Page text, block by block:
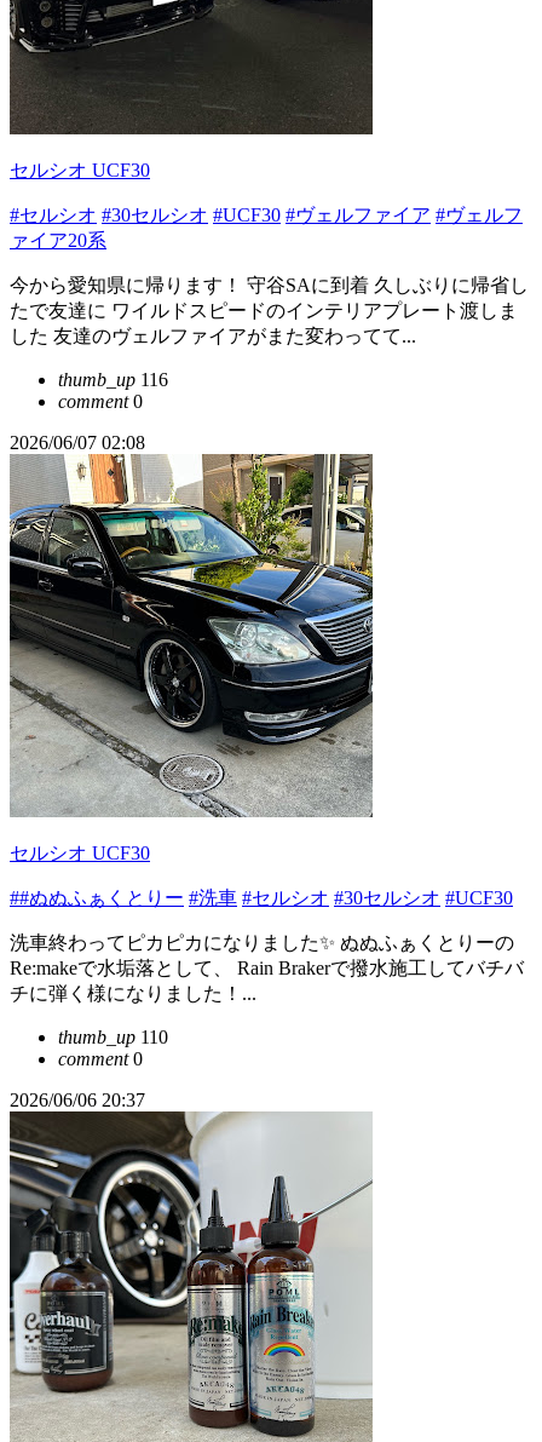
セルシオ UCF30
#セルシオ #30セルシオ #UCF30 #ヴェルファイア #ヴェルフ
ァイア20系
今から愛知県に帰ります！ 守谷SAに到着 久しぶりに帰省し
たで友達に ワイルドスピードのインテリアプレート渡しま
した 友達のヴェルファイアがまた変わってて...
thumb_up 116
comment0
2026/06/07 02:08
セルシオ UCF30
##ぬぬふぁくとりー #洗車 #セルシオ #30セルシオ #UCF30
洗車終わってピカピカになりました✨ ぬぬふぁくとりーの
Re:makeで水垢落として、 Rain Brakerで撥水施工してバチバ
チに弾く様になりました！...
thumb_up 110
comment0
2026/06/06 20:37